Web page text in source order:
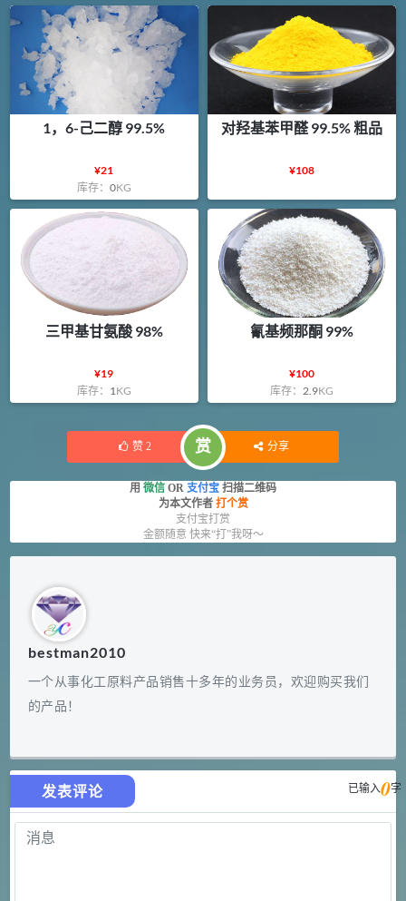
1，6-己二醇 99.5%
¥21
库存： 0KG
对羟基苯甲醛 99.5% 粗品
¥108
三甲基甘氨酸 98%
¥19
库存： 1KG
氰基频那酮 99%
¥100
库存：2.9KG
赞 2 赏 分享
用 微信 OR 支付宝 扫描二维码
为本文作者 打个赏
支付宝打赏
金额随意 快来“打”我呀～
bestman2010
一个从事化工原料产品销售十多年的业务员，欢迎购买我们
的产品！
发表评论 已输入0字